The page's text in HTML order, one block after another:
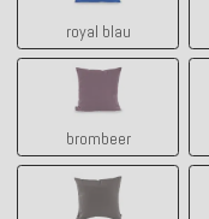
royal blau
brombeer
brombeer
grau